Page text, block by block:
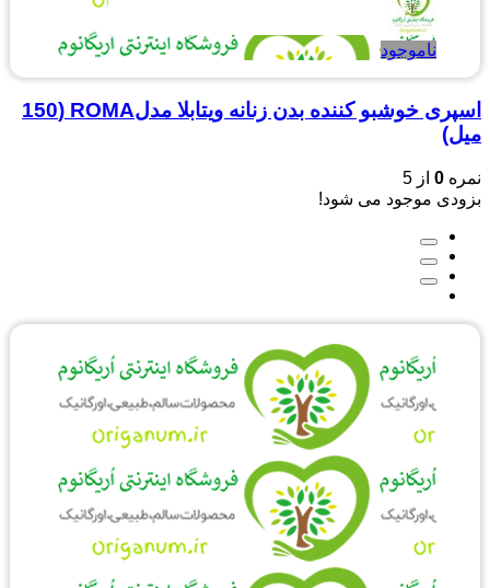
ناموجود
اسپری خوشبو کننده بدن زنانه ویتابلا مدلROMA (150
میل)
نمره 0 از 5
بزودی موجود می شود!